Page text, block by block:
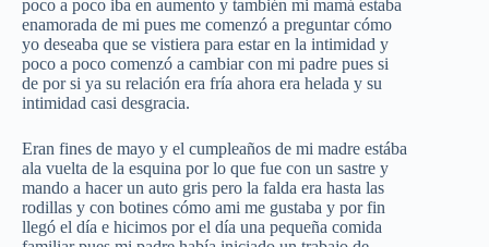
poco a poco iba en aumento y también mi mamá estaba
enamorada de mi pues me comenzó a preguntar cómo
yo deseaba que se vistiera para estar en la intimidad y
poco a poco comenzó a cambiar con mi padre pues si
de por si ya su relación era fría ahora era helada y su
intimidad casi desgracia.
Eran fines de mayo y el cumpleaños de mi madre estába
ala vuelta de la esquina por lo que fue con un sastre y
mando a hacer un auto gris pero la falda era hasta las
rodillas y con botines cómo ami me gustaba y por fin
llegó el día e hicimos por el día una pequeña comida